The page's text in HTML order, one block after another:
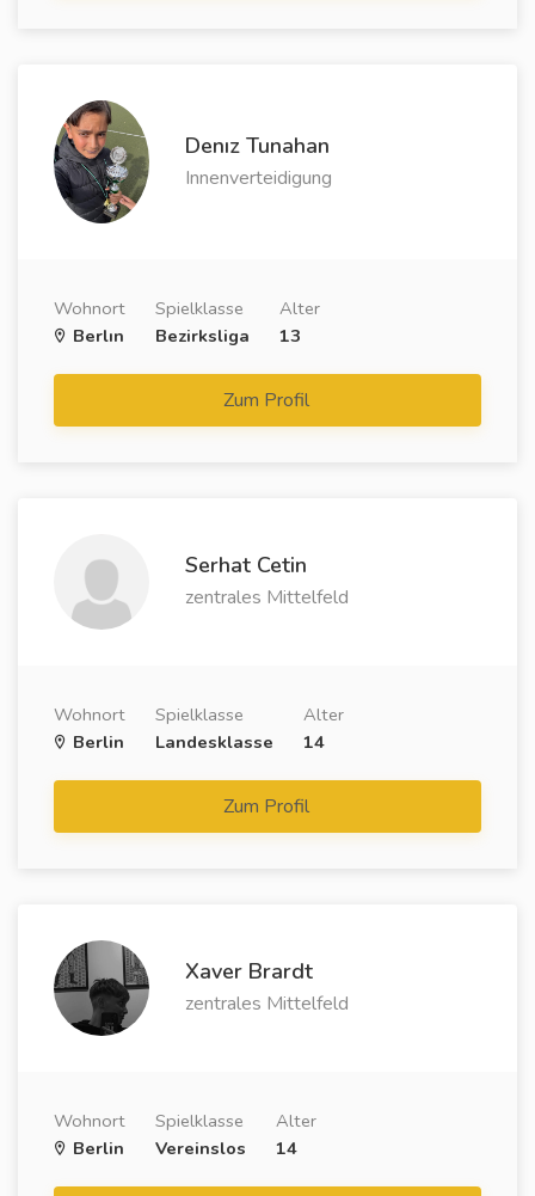
Denız Tunahan
Innenverteidigung
Wohnort
Berlın
Spielklasse
Bezirksliga
Alter
13
Zum Profil
Serhat Cetin
zentrales Mittelfeld
Wohnort
Berlin
Spielklasse
Landesklasse
Alter
14
Zum Profil
Xaver Brardt
zentrales Mittelfeld
Wohnort
Berlin
Spielklasse
Vereinslos
Alter
14